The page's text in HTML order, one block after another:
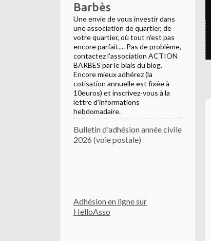
Barbès
Une envie de vous investir dans
une association de quartier, de
votre quartier, où tout n'est pas
encore parfait.... Pas de problème,
contactez l'association ACTION
BARBES par le biais du blog.
Encore mieux adhérez (la
cotisation annuelle est fixée à
10euros) et inscrivez-vous à la
lettre d'informations
hebdomadaire.
Bulletin d'adhésion année civile
2026 (voie postale)
Adhésion en ligne sur
HelloAsso